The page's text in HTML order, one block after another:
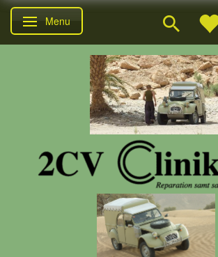
Skifte navigation
Menu